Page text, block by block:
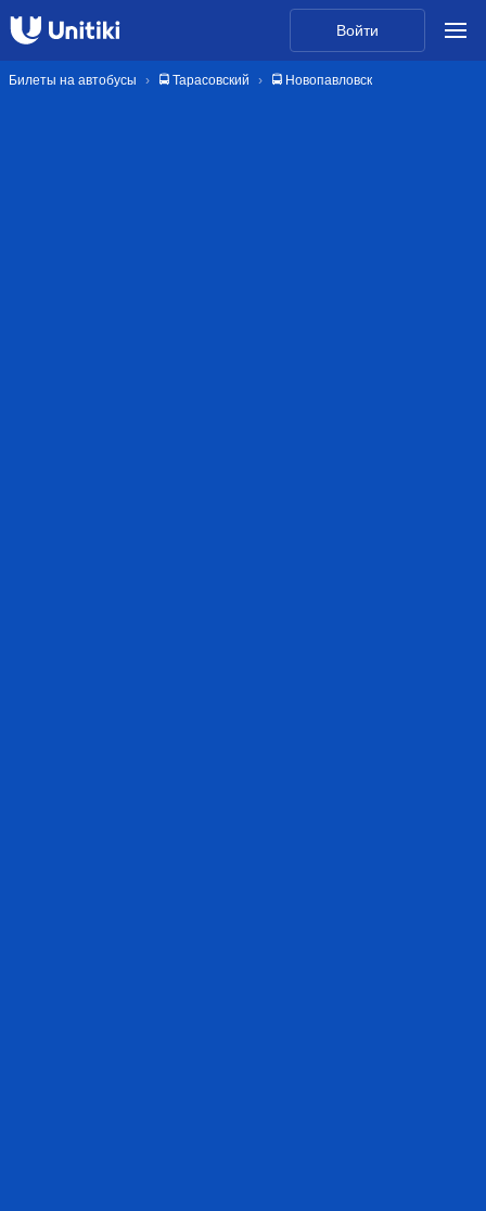
Войти
Билеты на автобусы 🚍 Тарасовский 🚍 Новопавловск